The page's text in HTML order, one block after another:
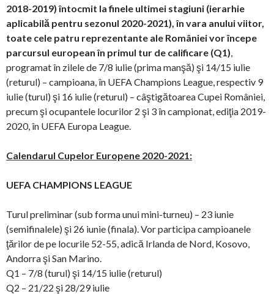
2018-2019) întocmit la finele ultimei stagiuni (ierarhie
aplicabilă pentru sezonul 2020-2021), în vara anului viitor,
toate cele patru reprezentante ale României vor începe
parcursul european în primul tur de calificare (Q1),
programat în zilele de 7/8 iulie (prima manşă) şi 14/15 iulie
(returul) – campioana, în UEFA Champions League, respectiv 9
iulie (turul) şi 16 iulie (returul) – câştigătoarea Cupei României,
precum şi ocupantele locurilor 2 şi 3 în campionat, ediţia 2019-
2020, în UEFA Europa League.
Calendarul Cupelor Europene 2020-2021:
UEFA CHAMPIONS LEAGUE
Turul preliminar (sub forma unui mini-turneu) – 23 iunie
(semifinalele) şi 26 iunie (finala). Vor participa campioanele
ţărilor de pe locurile 52-55, adică Irlanda de Nord, Kosovo,
Andorra şi San Marino.
Q1 – 7/8 (turul) şi 14/15 iulie (returul)
Q2 – 21/22 şi 28/29 iulie